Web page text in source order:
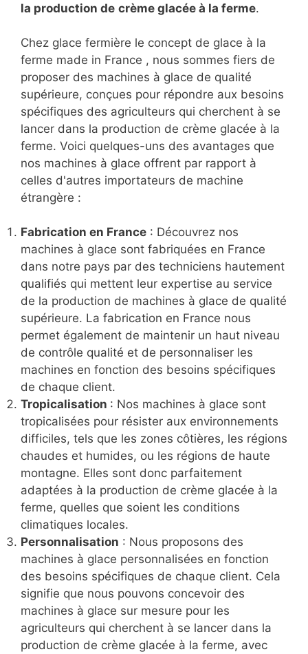
la production de crème glacée à la ferme.
Chez glace fermière le concept de glace à la
ferme made in France , nous sommes fiers de
proposer des machines à glace de qualité
supérieure, conçues pour répondre aux besoins
spécifiques des agriculteurs qui cherchent à se
lancer dans la production de crème glacée à la
ferme. Voici quelques-uns des avantages que
nos machines à glace offrent par rapport à
celles d'autres importateurs de machine
étrangère :
Fabrication en France : Découvrez nos
machines à glace sont fabriquées en France
dans notre pays par des techniciens hautement
qualifiés qui mettent leur expertise au service
de la production de machines à glace de qualité
supérieure. La fabrication en France nous
permet également de maintenir un haut niveau
de contrôle qualité et de personnaliser les
machines en fonction des besoins spécifiques
de chaque client.
Tropicalisation : Nos machines à glace sont
tropicalisées pour résister aux environnements
difficiles, tels que les zones côtières, les régions
chaudes et humides, ou les régions de haute
montagne. Elles sont donc parfaitement
adaptées à la production de crème glacée à la
ferme, quelles que soient les conditions
climatiques locales.
Personnalisation : Nous proposons des
machines à glace personnalisées en fonction
des besoins spécifiques de chaque client. Cela
signifie que nous pouvons concevoir des
machines à glace sur mesure pour les
agriculteurs qui cherchent à se lancer dans la
production de crème glacée à la ferme, avec